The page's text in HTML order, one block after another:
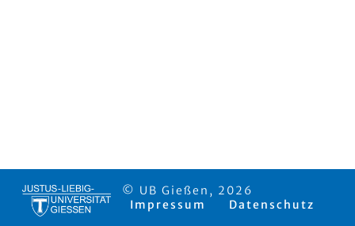
© UB Gießen, 2026
Impressum
Datenschutz